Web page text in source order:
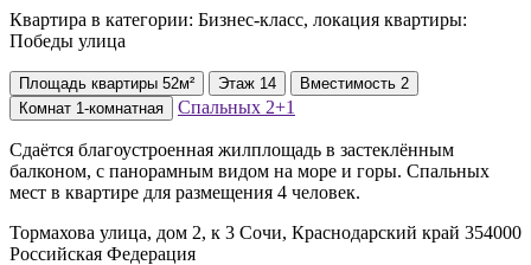
Квартира в категории: Бизнес-класс, локация квартиры:
Победы улица
Площадь квартиры 52м² Этаж 14 Вместимость 2
Комнат 1-комнатная Спальных 2+1
Сдаётся благоустроенная жилплощадь в застеклённым
балконом, с панорамным видом на море и горы. Спальных
мест в квартире для размещения 4 человек.
Тормахова улица, дом 2, к 3 Сочи, Краснодарский край 354000
Российская Федерация